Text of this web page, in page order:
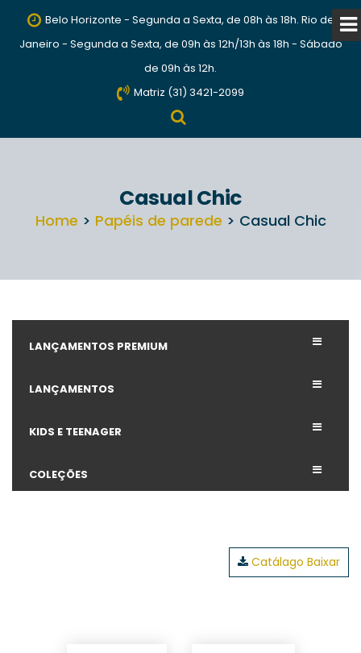
Belo Horizonte - Segunda a Sexta, de 08h às 18h. Rio de
Janeiro - Segunda a Sexta, de 09h às 12h/13h às 18h - Sábado
de 09h às 12h.
Matriz (31) 3421-2099
Casual Chic
Home > Papéis de parede > Casual Chic
LANÇAMENTOS PREMIUM
LANÇAMENTOS
KIDS E TEENAGER
COLEÇÕES
Catálago Baixar